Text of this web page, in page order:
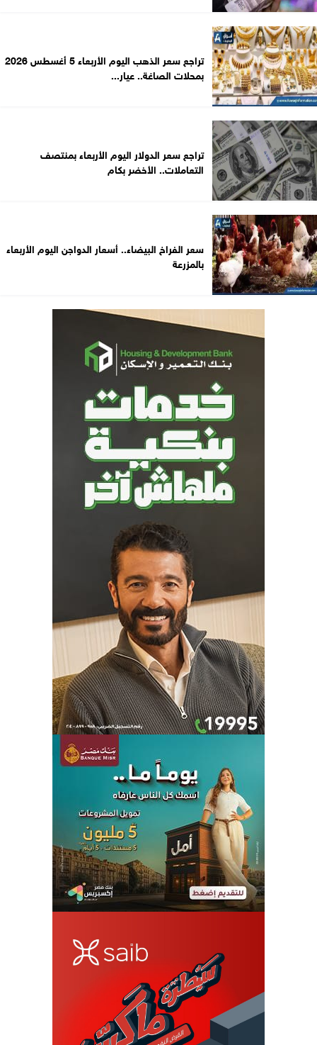
تراجع سعر الذهب اليوم الأربعاء 5 أغسطس 2026
بمحلات الصاغة.. عيار...
تراجع سعر الدولار اليوم الأربعاء بمنتصف
التعاملات.. الأخضر بكام
سعر الفراخ البيضاء.. أسعار الدواجن اليوم الأربعاء
بالمزرعة